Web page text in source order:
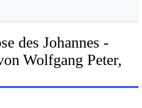
des Johannes -
Wolfgang Peter,